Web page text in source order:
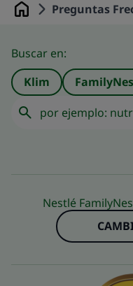
Home Preguntas
Buscar en:
Klim
FamilyNes
Nestlé